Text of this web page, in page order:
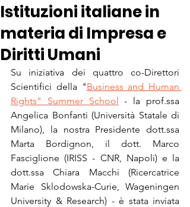
Istituzioni italiane in
materia di Impresa e
Diritti Umani
Su iniziativa dei quattro co-Direttori
Scientifici della "Business and Human
Rights" Summer School - la prof.ssa
Angelica Bonfanti (Università Statale di
Milano), la nostra Presidente dott.ssa
Marta Bordignon, il dott. Marco
Fasciglione (IRISS - CNR, Napoli) e la
dott.ssa Chiara Macchi (Ricercatrice
Marie Sklodowska-Curie, Wageningen
University & Research) - è stata inviata